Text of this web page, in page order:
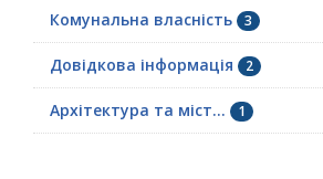
Комунальна власність 3
Довідкова інформація 2
Архітектура та міст... 1